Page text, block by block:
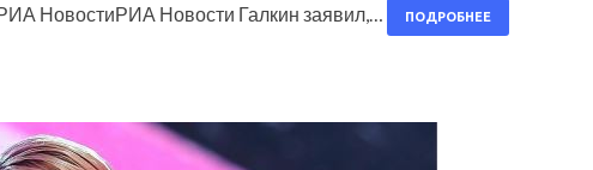
НовостиРИА Новости Галкин заявил,…
ПОДРОБНЕЕ